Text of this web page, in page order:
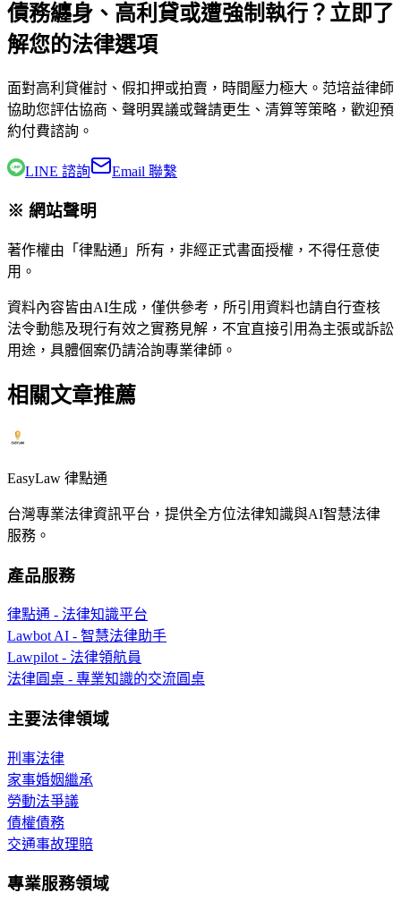
債務纏身、高利貸或遭強制執行？立即了
解您的法律選項
面對高利貸催討、假扣押或拍賣，時間壓力極大。 范培益律師
協助您評估協商、聲明異議或聲請更生、清算等策略，歡迎預
約付費諮詢。
LINE 諮詢 Email 聯繫
※ 網站聲明
著作權由「律點通」所有，非經正式書面授權，不得任意使
用。
資料內容皆由AI生成，僅供參考，所引用資料也請自行查核
法令動態及現行有效之實務見解，不宜直接引用為主張或訴訟
用途，具體個案仍請洽詢專業律師。
相關文章推薦
EasyLaw 律點通
台灣專業法律資訊平台，提供全方位法律知識與AI智慧法律
服務。
產品服務
律點通 - 法律知識平台
Lawbot AI - 智慧法律助手
Lawpilot - 法律領航員
法律圓桌 - 專業知識的交流圓桌
主要法律領域
刑事法律
家事婚姻繼承
勞動法爭議
債權債務
交通事故理賠
專業服務領域